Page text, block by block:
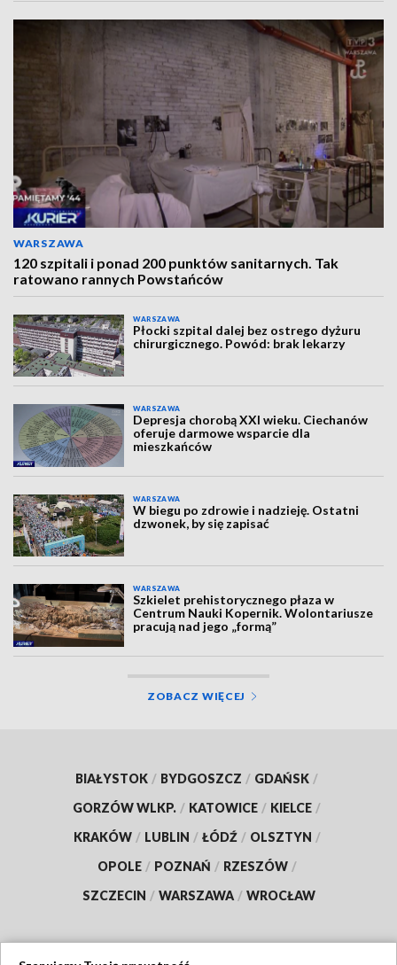
WARSZAWA
120 szpitali i ponad 200 punktów sanitarnych. Tak
ratowano rannych Powstańców
WARSZAWA
Płocki szpital dalej bez ostrego dyżuru
chirurgicznego. Powód: brak lekarzy
WARSZAWA
Depresja chorobą XXI wieku. Ciechanów
oferuje darmowe wsparcie dla
mieszkańców
WARSZAWA
W biegu po zdrowie i nadzieję. Ostatni
dzwonek, by się zapisać
WARSZAWA
Szkielet prehistorycznego płaza w
Centrum Nauki Kopernik. Wolontariusze
pracują nad jego „formą”
ZOBACZ WIĘCEJ
BIAŁYSTOK / BYDGOSZCZ / GDAŃSK /
GORZÓW WLKP. / KATOWICE / KIELCE /
KRAKÓW / LUBLIN / ŁÓDŹ / OLSZTYN /
OPOLE / POZNAŃ / RZESZÓW /
SZCZECIN / WARSZAWA / WROCŁAW